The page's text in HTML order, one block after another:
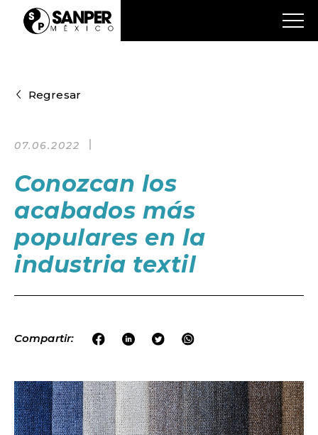
Regresar
07.06.2022
Conozcan los
acabados más
populares en la
industria textil
Compartir: